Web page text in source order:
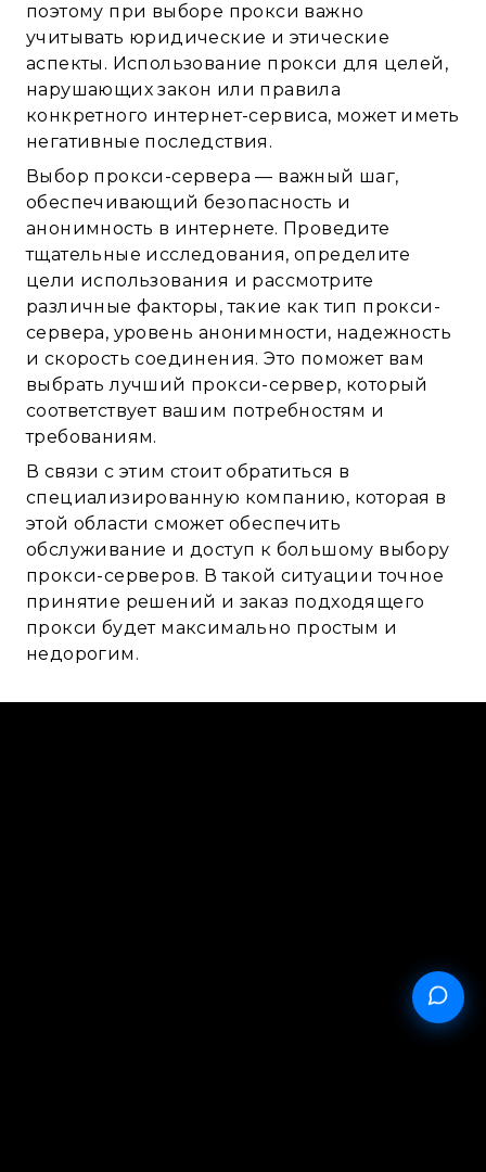
поэтому при выборе прокси важно
учитывать юридические и этические
аспекты. Использование прокси для целей,
нарушающих закон или правила
конкретного интернет-сервиса, может иметь
негативные последствия.
Выбор прокси-сервера — важный шаг,
обеспечивающий безопасность и
анонимность в интернете. Проведите
тщательные исследования, определите
цели использования и рассмотрите
различные факторы, такие как тип прокси-
сервера, уровень анонимности, надежность
и скорость соединения. Это поможет вам
выбрать лучший прокси-сервер, который
соответствует вашим потребностям и
требованиям.
В связи с этим стоит обратиться в
специализированную компанию, которая в
этой области сможет обеспечить
обслуживание и доступ к большому выбору
прокси-серверов. В такой ситуации точное
принятие решений и заказ подходящего
прокси будет максимально простым и
недорогим.